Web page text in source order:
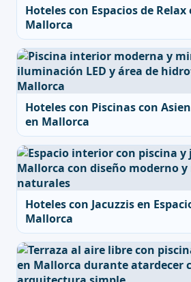
Hoteles con Espacios de Relax
Mallorca
Hoteles con Piscinas con
en Mallorca
Hoteles con Jacuzzis en
Mallorca